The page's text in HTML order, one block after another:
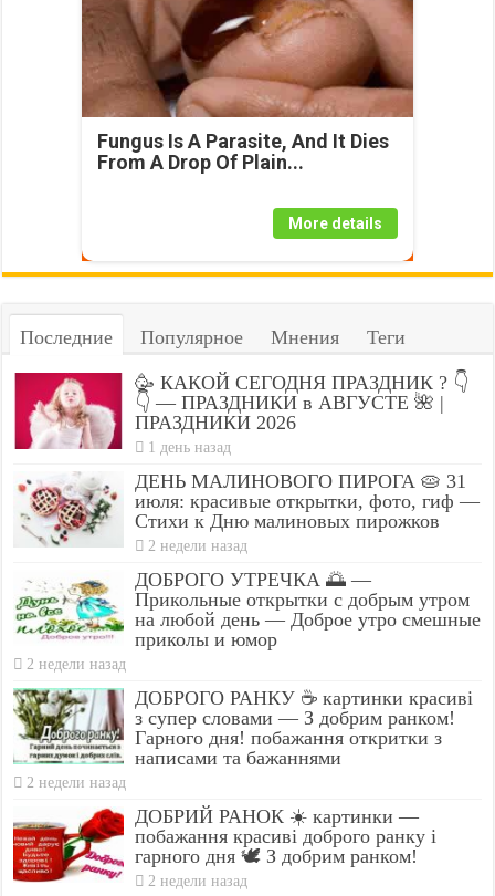
Fungus Is A Parasite, And It Dies
From A Drop Of Plain...
More details
Последние Популярное Мнения Теги
🥳 КАКОЙ СЕГОДНЯ ПРАЗДНИК ? 👇
👇 — ПРАЗДНИКИ в АВГУСТЕ 🌺 |
ПРАЗДНИКИ 2026
1 день назад
ДЕНЬ МАЛИНОВОГО ПИРОГА 🥧 31
июля: красивые открытки, фото, гиф —
Стихи к Дню малиновых пирожков
2 недели назад
ДОБРОГО УТРЕЧКА 🌅 —
Прикольные открытки с добрым утром
на любой день — Доброе утро смешные
приколы и юмор
2 недели назад
ДОБРОГО РАНКУ ☕ картинки красиві
з супер словами — З добрим ранком!
Гарного дня! побажання откритки з
написами та бажаннями
2 недели назад
ДОБРИЙ РАНОК ☀️ картинки —
побажання красиві доброго ранку і
гарного дня 🕊️ З добрим ранком!
2 недели назад